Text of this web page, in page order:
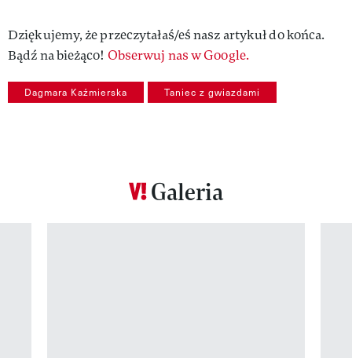
Dziękujemy, że przeczytałaś/eś nasz artykuł do końca.
Bądź na bieżąco! Obserwuj nas w Google.
Dagmara Kaźmierska Taniec z gwiazdami
Galeria